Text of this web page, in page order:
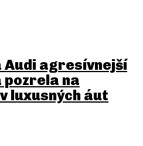
Audi agresívnejší
na
luxusných áut